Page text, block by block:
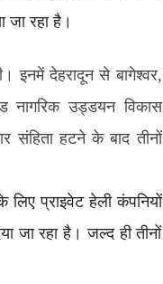
जा रहा है।
इनमें देहरादून से बागेश्वर,
नागरिक उड्डयन विकास
संहिता हटने के बाद तीनों
प्राइवेट हेली कंपनियों
जा रहा है। जल्द ही तीनों